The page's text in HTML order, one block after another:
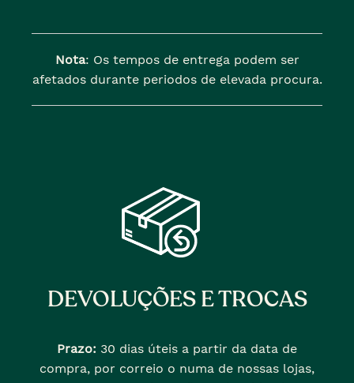
Nota: Os tempos de entrega podem ser
afetados durante periodos de elevada procura.
DEVOLUÇÕES E TROCAS
Prazo: 30 dias úteis a partir da data de
compra, por correio o numa de nossas lojas,